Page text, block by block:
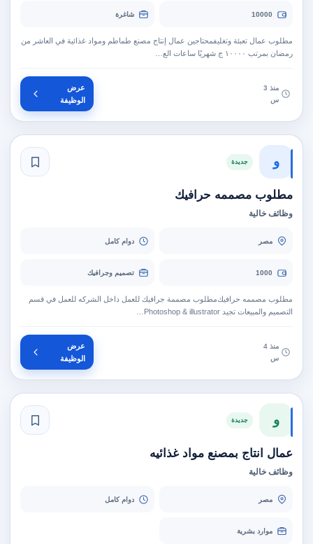
10000 شاغرة
مطلوب عمال تعبئة وتغليفمحتاجين عمال إنتاج مصنع طماطم ومواد غذائية في العاشر من
رمضان بمرتب ١٠٠٠٠ ج شهريًا ساعات الع…
منذ 3
س
عرض
الوظيفة
و جديدة
مطلوب مصممه حرافيك
وظائف خالية
مصر دوام كامل
1000 تصميم وجرافيك
مطلوب مصممه حرافيك‫مطلوب مصممة جرافيك للعمل داخل الشركه للعمل في قسم
التصميم والمبيعات تجيد Photoshop & illustrator…
منذ 4
س
عرض
الوظيفة
و جديدة
عمال انتاج بمصنع مواد غذائيه
وظائف خالية
مصر دوام كامل
موارد بشرية